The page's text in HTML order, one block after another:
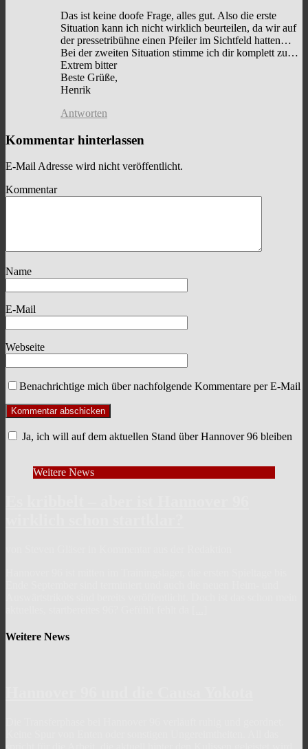
Das ist keine doofe Frage, alles gut. Also die erste
Situation kann ich nicht wirklich beurteilen, da wir auf
der pressetribühne einen Pfeiler im Sichtfeld hatten…
Bei der zweiten Situation stimme ich dir komplett zu…
Extrem bitter
Beste Grüße,
Henrik
Antworten
Kommentar hinterlassen
E-Mail Adresse wird nicht veröffentlicht.
Kommentar
Name
E-Mail
Webseite
Benachrichtige mich über nachfolgende Kommentare per E-Mail
Ja, ich will auf dem aktuellen Stand über Hannover 96 bleiben
Weitere News
Weitere News